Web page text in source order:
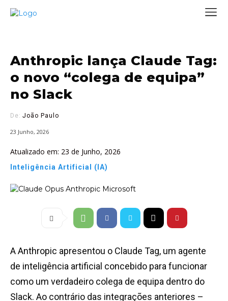
Anthropic lança Claude Tag:
o novo “colega de equipa”
no Slack
De: João Paulo
23 Junho, 2026
Atualizado em: 23 de Junho, 2026
Inteligência Artificial (IA)
A Anthropic apresentou o Claude Tag, um agente
de inteligência artificial concebido para funcionar
como um verdadeiro colega de equipa dentro do
Slack. Ao contrário das integrações anteriores –